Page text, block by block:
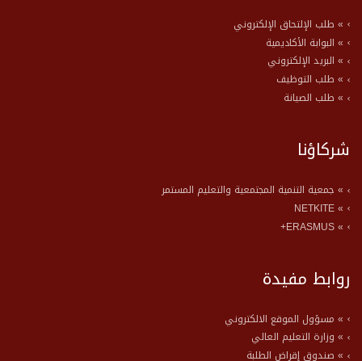
» طلب الإلتحاق الإلكتروني
» البوابة الأكاديمية
» البريد الإلكتروني
» طلب التوظيف
» طلب الصيانة
شركاؤنا
» جمعية التنمية المجتمعية والتعليم المستمر
» NETKITE
» ERASMUS+
روابط مفيدة
» مسؤول الموقع الالكتروني
» وزارة التعليم العالي
» صندوق إقراض الطلبة